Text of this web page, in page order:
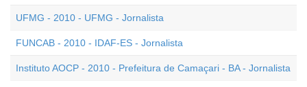
UFMG - 2010 - UFMG - Jornalista
FUNCAB - 2010 - IDAF-ES - Jornalista
Instituto AOCP - 2010 - Prefeitura de Camaçari - BA - Jornalista